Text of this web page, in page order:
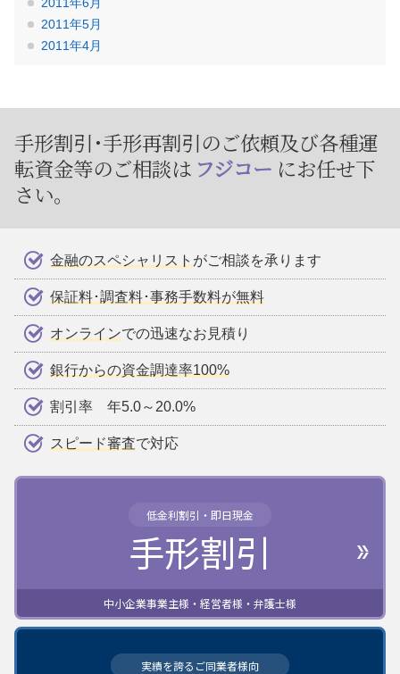
2011年6月
2011年5月
2011年4月
手形割引･手形再割引のご依頼及び各種運
転資金等のご相談は フジコー にお任せ下
さい。
金融のスペシャリスト がご相談を承ります
保証料･調査料･事務手数料が無料
オンラインでの迅速なお見積り
銀行からの資金調達率100%
割引率 年5.0～20.0%
スピード審査で対応
低金利割引・即日現金
手形割引
中小企業事業主様・経営者様・弁護士様
実績を誇るご同業者様向